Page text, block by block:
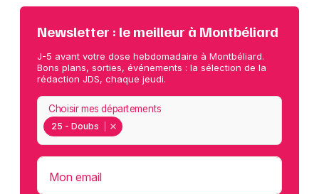
Newsletter : le meilleur à Montbéliard
J-5 avant votre dose hebdomadaire à Montbéliard.
Bons plans, sorties, événements : la sélection de la
rédaction JDS, chaque jeudi.
25 - Doubs
Choisir mes départements
Mon email